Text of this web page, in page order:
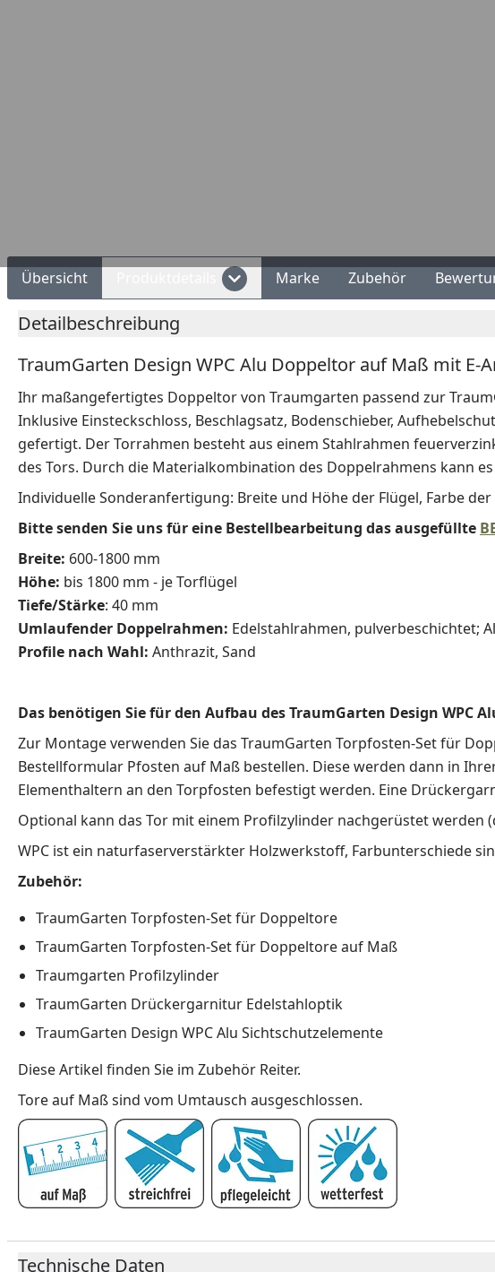
Übersicht Marke Zubehör
Detailbeschreibung
TraumGarten Design WPC Alu Doppeltor auf Maß mit E-
Ihr maßangefertigtes Doppeltor von Traumgarten passend zur
Inklusive Einsteckschloss, Beschlagsatz, Bodenschieber,
gefertigt. Der Torrahmen besteht aus einem Stahlrahmen
des Tors. Durch die Materialkombination des Doppelrahmens kann
Individuelle Sonderanfertigung: Breite und Höhe der Flügel, Farbe der
Bitte senden Sie uns für eine Bestellbearbeitung das ausgefüllte
Breite: 600-1800 mm
Höhe: bis 1800 mm - je Torflügel
Tiefe/Stärke: 40 mm
Umlaufender Doppelrahmen: Edelstahlrahmen, pulverbeschichtet;
Profile nach Wahl: Anthrazit, Sand
Das benötigen Sie für den Aufbau des TraumGarten Design WPC
Zur Montage verwenden Sie das TraumGarten Torpfosten-Set für
Bestellformular Pfosten auf Maß bestellen. Diese werden dann in
Elementhaltern an den Torpfosten befestigt werden. Eine
Optional kann das Tor mit einem Profilzylinder nachgerüstet werden
WPC ist ein naturfaserverstärkter Holzwerkstoff, Farbunterschiede
Zubehör:
TraumGarten Torpfosten-Set für Doppeltore
TraumGarten Torpfosten-Set für Doppeltore auf Maß
Traumgarten Profilzylinder
TraumGarten Drückergarnitur Edelstahloptik
TraumGarten Design WPC Alu Sichtschutzelemente
Diese Artikel finden Sie im Zubehör Reiter.
Tore auf Maß sind vom Umtausch ausgeschlossen.
Technische Daten